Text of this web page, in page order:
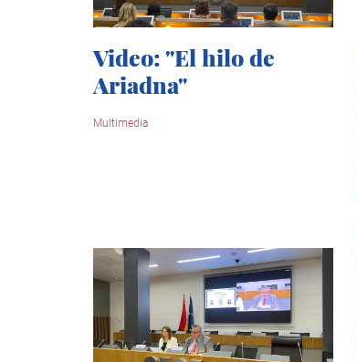
Video: "El hilo de
Ariadna"
Multimedia